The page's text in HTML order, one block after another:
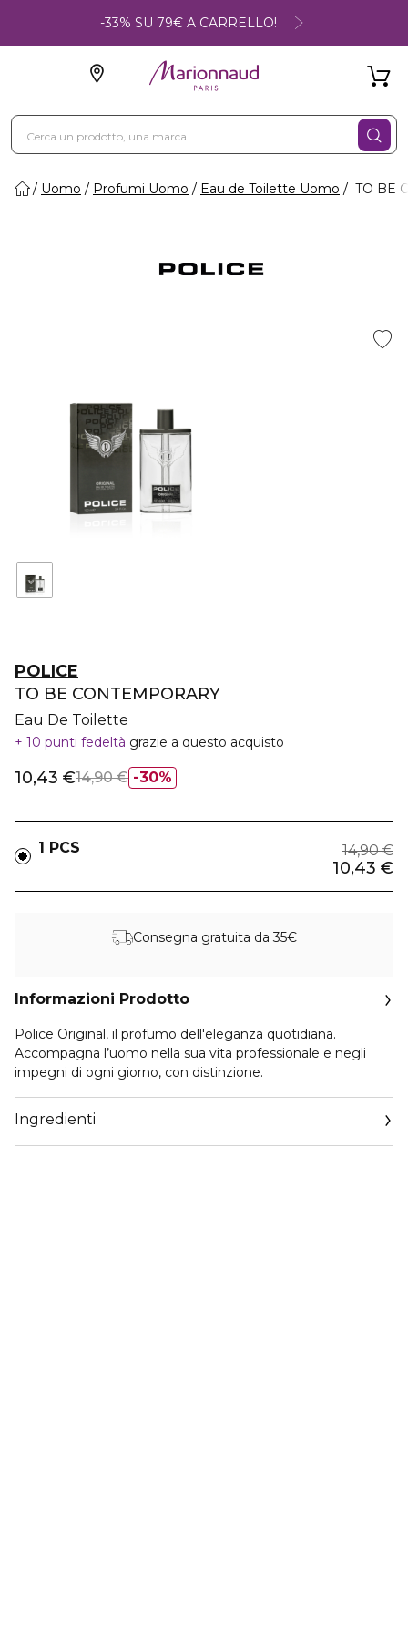
-33% SU 79€ A CARRELLO!
Uomo Profumi Uomo Eau de Toilette Uomo TO BE
POLICE
TO BE CONTEMPORARY
Eau De Toilette
10 punti fedeltà grazie a questo acquisto
30%
10,43 €14,90 €
1 PCS 14,90 €
10,43 €
Consegna gratuita da 35€
Informazioni Prodotto
Police Original, il profumo dell'eleganza quotidiana.
Accompagna l’uomo nella sua vita professionale e negli
impegni di ogni giorno, con distinzione.
Ingredienti